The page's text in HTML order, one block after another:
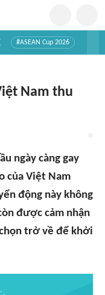
#ASEAN Cup 2026
Nam thu
ngày càng gay
của Việt Nam
động này không
được cảm nhận
trở về để khởi